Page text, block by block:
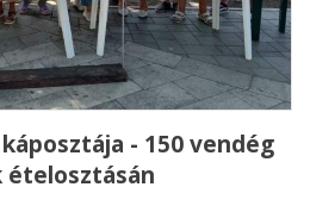
- 150 vendég
ételosztásán